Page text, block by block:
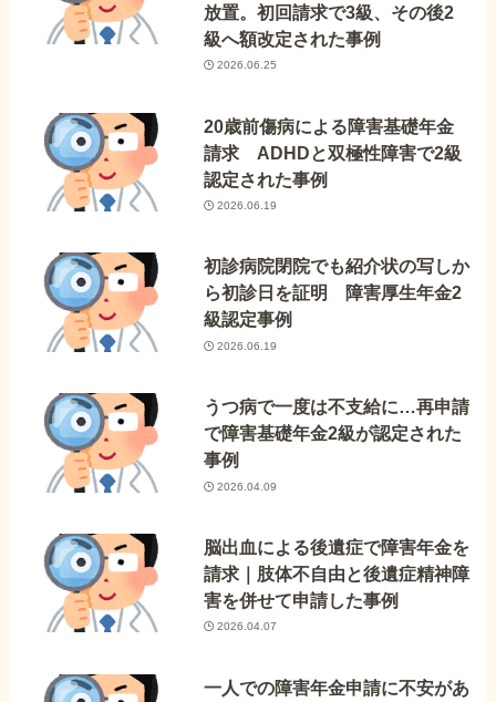
放置。初回請求で3級、その後2
級へ額改定された事例
2026.06.25
20歳前傷病による障害基礎年金
請求 ADHDと双極性障害で2級
認定された事例
2026.06.19
初診病院閉院でも紹介状の写しか
ら初診日を証明 障害厚生年金2
級認定事例
2026.06.19
うつ病で一度は不支給に…再申請
で障害基礎年金2級が認定された
事例
2026.04.09
脳出血による後遺症で障害年金を
請求｜肢体不自由と後遺症精神障
害を併せて申請した事例
2026.04.07
一人での障害年金申請に不安があ